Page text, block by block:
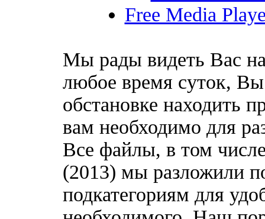
Free Media
Мы рады видеть Вас
любое время суток,
обстановке находить
вам необходимо для
Все файлы, в том
(2013) мы разложили
подкатегориям для